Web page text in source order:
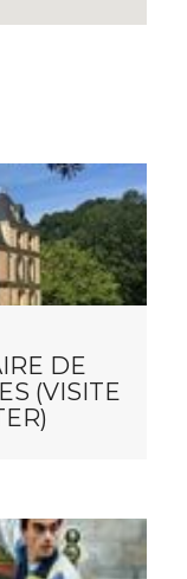
DE
(VISITE